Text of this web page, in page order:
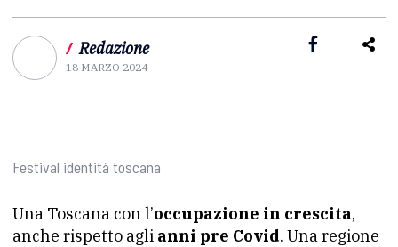
/ Redazione
18 MARZO 2024
Festival identità toscana
Una Toscana con l’occupazione in crescita,
anche rispetto agli anni pre Covid. Una regione